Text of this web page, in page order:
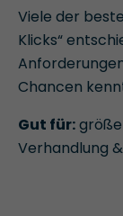
Viele der
Klicks“
Chancen
Gut für:
Verhandlung